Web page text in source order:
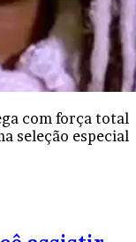
com força total
seleção especial